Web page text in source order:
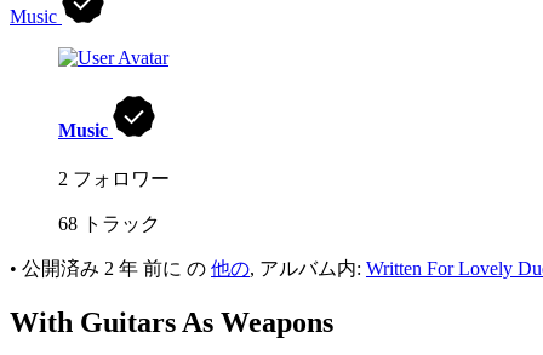
Music
Music
2 フォロワー
68 トラック
• 公開済み 2 年 前に の 他の, アルバム内: Written For Lovely
With Guitars As Weapons